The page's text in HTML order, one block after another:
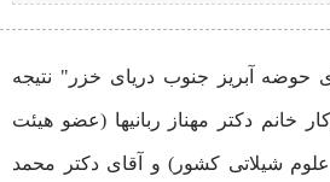
حوضه آبریز جنوب دریای خزر" نتیجه
خانم دکتر مهناز ربانیها (عضو هیئت
شیلاتی کشور) و آقای دکتر محمد